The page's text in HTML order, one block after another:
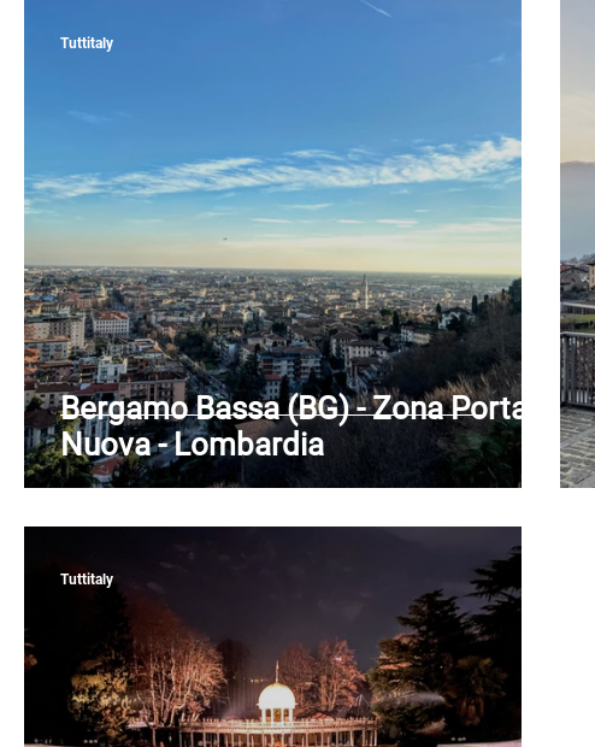
Campania
Bergamo Bassa (BG) - Zona Porta
Nuova - Lombardia
Tuttitaly
Tuttitaly